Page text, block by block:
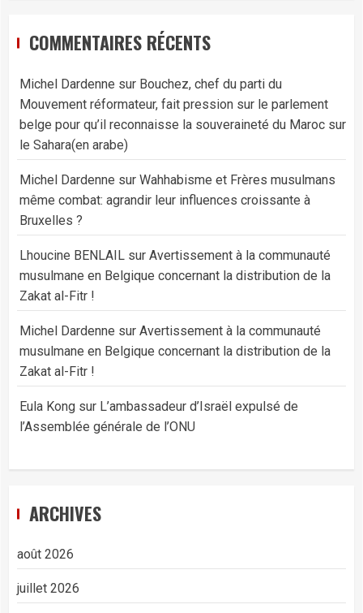
COMMENTAIRES RÉCENTS
Michel Dardenne sur Bouchez, chef du parti du
Mouvement réformateur, fait pression sur le parlement
belge pour qu’il reconnaisse la souveraineté du Maroc sur
le Sahara(en arabe)
Michel Dardenne sur Wahhabisme et Frères musulmans
même combat: agrandir leur influences croissante à
Bruxelles ?
Lhoucine BENLAIL sur Avertissement à la communauté
musulmane en Belgique concernant la distribution de la
Zakat al-Fitr !
Michel Dardenne sur Avertissement à la communauté
musulmane en Belgique concernant la distribution de la
Zakat al-Fitr !
Eula Kong sur L’ambassadeur d’Israël expulsé de
l’Assemblée générale de l’ONU
ARCHIVES
août 2026
juillet 2026